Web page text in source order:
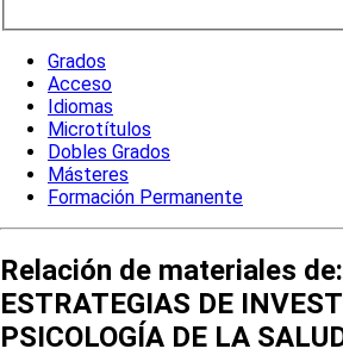
Grados
Acceso
Idiomas
Microtítulos
Dobles Grados
Másteres
Formación Permanente
Relación de materiales de:
ESTRATEGIAS DE
PSICOLOGÍA DE LA